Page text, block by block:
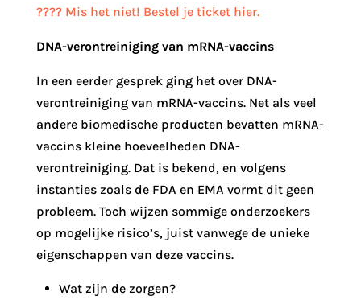
???? Mis het niet! Bestel je ticket hier.
DNA-verontreiniging van mRNA-vaccins
In een eerder gesprek ging het over DNA-
verontreiniging van mRNA-vaccins. Net als veel
andere biomedische producten bevatten mRNA-
vaccins kleine hoeveelheden DNA-
verontreiniging. Dat is bekend, en volgens
instanties zoals de FDA en EMA vormt dit geen
probleem. Toch wijzen sommige onderzoekers
op mogelijke risico’s, juist vanwege de unieke
eigenschappen van deze vaccins.
Wat zijn de zorgen?